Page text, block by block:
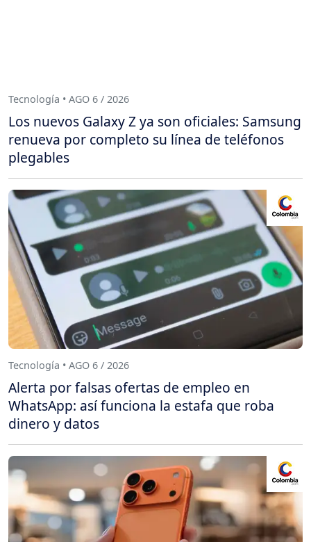
Tecnología • AGO 6 / 2026
Los nuevos Galaxy Z ya son oficiales: Samsung
renueva por completo su línea de teléfonos
plegables
Tecnología • AGO 6 / 2026
Alerta por falsas ofertas de empleo en
WhatsApp: así funciona la estafa que roba
dinero y datos